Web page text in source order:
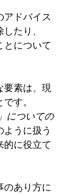
アドバイス
たり、
とについて
要素は、現
す。
」についての
ように扱う
的に役立て
のあり方に